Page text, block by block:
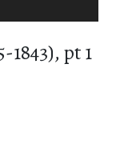
1843), pt 1